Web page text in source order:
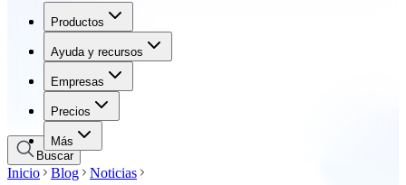
Productos
Ayuda y recursos
Empresas
Precios
Más
Productos
Ayuda y recursos
Empresas
Precios
Buscar
Inicio Blog
Noticias